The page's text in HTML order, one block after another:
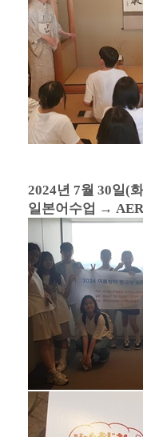
2024년 7월 30일(
일본어수업 →